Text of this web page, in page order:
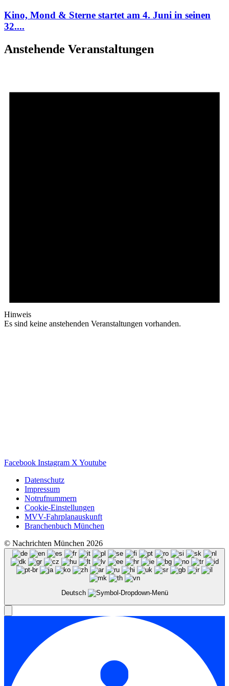
Kino, Mond & Sterne startet am 4. Juni in seinen
32....
Anstehende Veranstaltungen
Hinweis
Es sind keine anstehenden Veranstaltungen vorhanden.
Facebook Instagram X Youtube
Datenschutz
Impressum
Notrufnummern
Cookie-Einstellungen
MVV-Fahrplanauskunft
Branchenbuch München
© Nachrichten München 2026
Deutsch